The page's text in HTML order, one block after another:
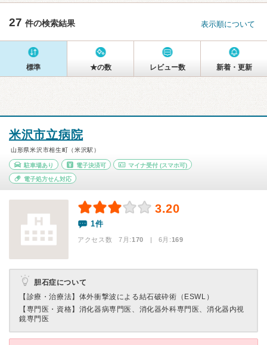
27 件の検索結果 表示順について
標準 ★の数 レビュー数 新着・更新
米沢市立病院
山形県米沢市相生町（米沢駅）
駐車場あり 電子決済可 マイナ受付 (スマホ可)
電子処方せん対応
3.20
1件
アクセス数 7月:170 | 6月:169
胆石症について
【診療・治療法】 体外衝撃波による結石破砕術（ESWL）
【専門医・資格】 消化器病専門医、消化器外科専門医、消化器内視
鏡専門医